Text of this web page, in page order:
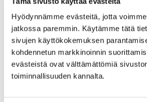
Hyödynnämme evästeitä, jotta
jatkossa paremmin. Käytämme tätä
sivujen käyttökokemuksen
kohdennetun markkinoinnin
evästeistä ovat välttämättömiä
toiminnallisuuden kannalta.
Etusivu Uutisarkisto